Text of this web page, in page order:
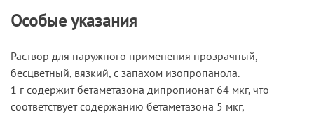
Особые указания
Раствор для наружного применения прозрачный,
бесцветный, вязкий, с запахом изопропанола.
1 г содержит бетаметазона дипропионат 64 мкг, что
соответствует содержанию бетаметазона 5 мкг,